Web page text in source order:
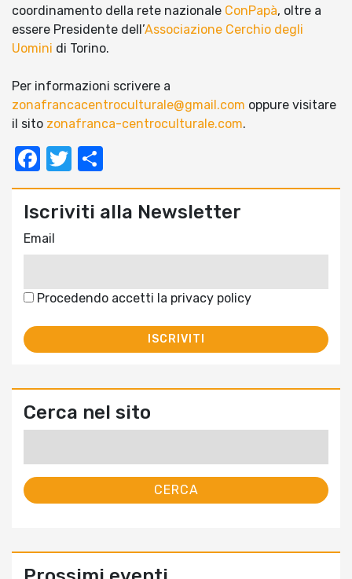
coordinamento della rete nazionale ConPapà, oltre a
essere Presidente dell’Associazione Cerchio degli
Uomini di Torino.
Per informazioni scrivere a
zonafrancacentroculturale@gmail.com oppure visitare
il sito zonafranca-centroculturale.com.
Facebook
Twitter
Iscriviti alla Newsletter
Email
Procedendo accetti la privacy policy
Cerca nel sito